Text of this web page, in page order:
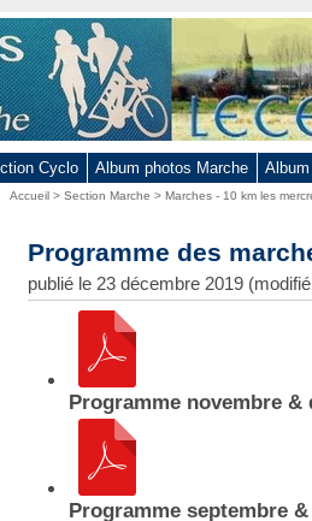
Cyclo Album photos Marche
Vous
Accueil >Section Marche >Marches - 10 km les
Programme des
publié le 23 décembre 2019
Programme novembre &
Programme septembre